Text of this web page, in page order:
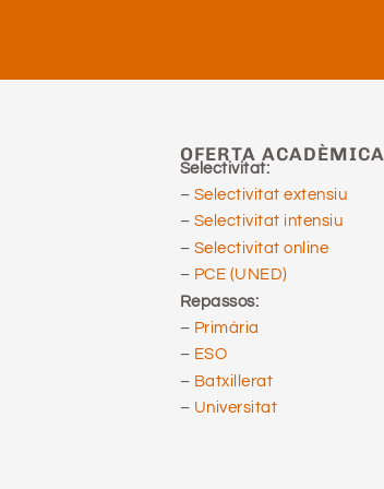
OFERTA ACADÈMICA
Selectivitat:
– Selectivitat extensiu
– Selectivitat intensiu
– Selectivitat online
– PCE (UNED)
Repassos:
– Primària
– ESO
– Batxillerat
– Universitat